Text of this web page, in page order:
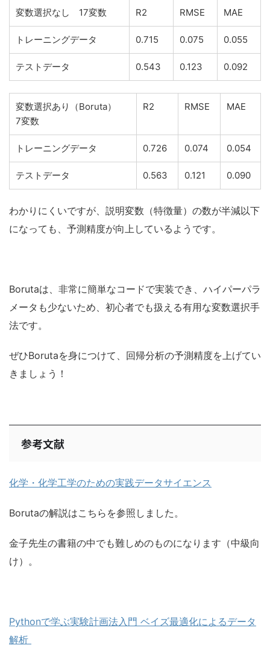
変数選択なし 17変数 R2 RMSE MAE
トレーニングデータ 0.715 0.075 0.055
テストデータ 0.543 0.123 0.092
変数選択あり（Boruta）
7変数
R2 RMSE MAE
トレーニングデータ 0.726 0.074 0.054
テストデータ 0.563 0.121 0.090
わかりにくいですが、説明変数（特徴量）の数が半減以下
になっても、予測精度が向上しているようです。
Borutaは、非常に簡単なコードで実装でき、ハイパーパラ
メータも少ないため、初心者でも扱える有用な変数選択手
法です。
ぜひBorutaを身につけて、回帰分析の予測精度を上げてい
きましょう！
参考文献
化学・化学工学のための実践データサイエンス
Borutaの解説はこちらを参照しました。
金子先生の書籍の中でも難しめのものになります（中級向
け）。
Pythonで学ぶ実験計画法入門 ベイズ最適化によるデータ
解析